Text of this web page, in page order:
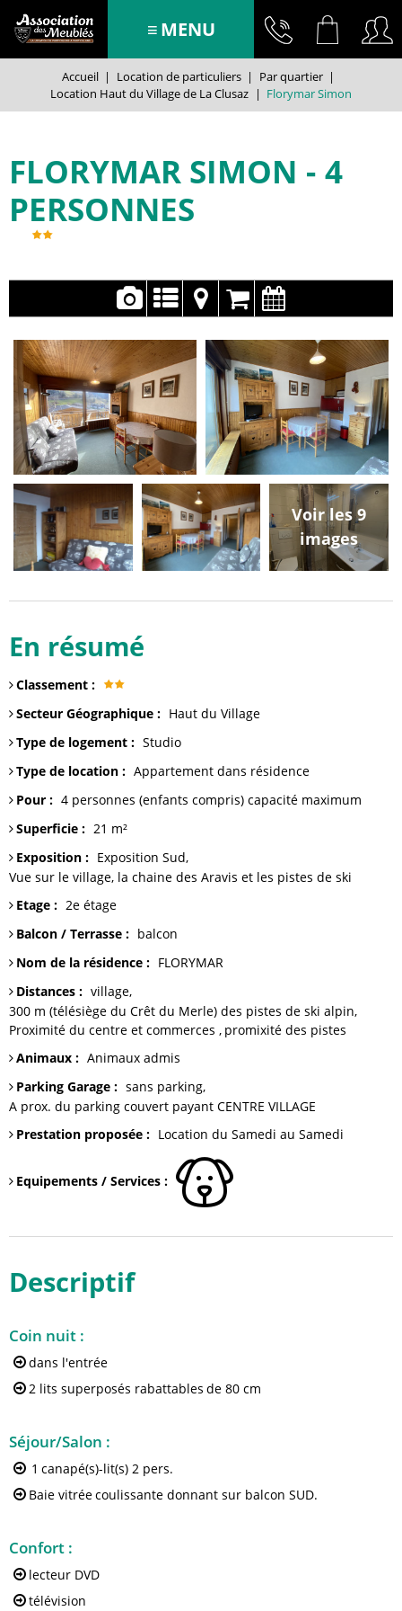
MENU
Accueil | Location de particuliers | Par quartier |
Location Haut du Village de La Clusaz | Florymar Simon
FLORYMAR SIMON
4
PERSONNES
Voir les 9
images
En résumé
Classement :
Secteur Géographique : Haut du Village
Type de logement : Studio
Type de location : Appartement dans résidence
Pour : 4 personnes (enfants compris) capacité maximum
Superficie : 21 m²
Exposition : Exposition Sud
Vue sur le village, la chaine des Aravis et les pistes de ski
Etage : 2e étage
Balcon / Terrasse : balcon
Nom de la résidence : FLORYMAR
Distances : village
300 m (télésiège du Crêt du Merle) des pistes de ski alpin
Proximité du centre et commerces
promixité des pistes
Animaux : Animaux admis
Parking Garage : sans parking
A prox. du parking couvert payant CENTRE VILLAGE
Prestation proposée : Location du Samedi au Samedi
Equipements / Services :
Descriptif
Coin nuit :
dans l'entrée
2 lits superposés rabattables de 80 cm
Séjour/Salon :
1 canapé(s)-lit(s) 2 pers.
Baie vitréecoulissante donnant sur balcon SUD.
Confort :
lecteur DVD
télévision